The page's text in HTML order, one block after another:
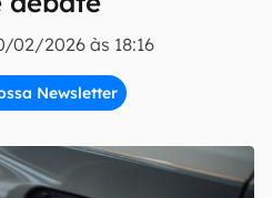
02/2026 às 18:16
Newsletter
se
do Canaltech.